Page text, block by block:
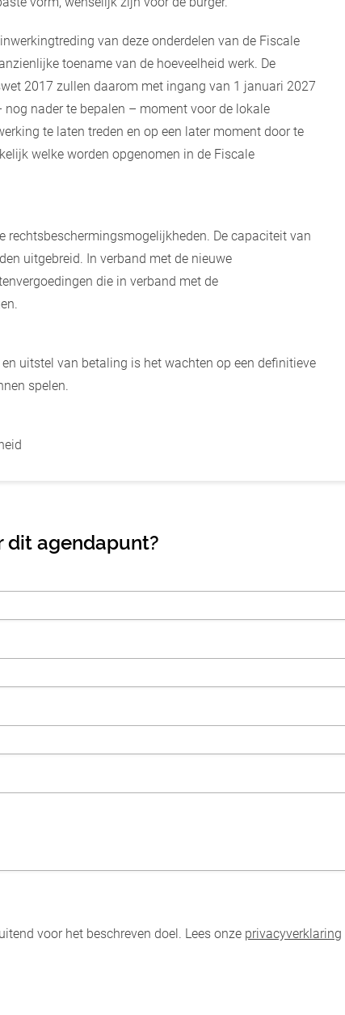
van deze onderdelen van de Fiscale
toename van de hoeveelheid werk. De
2017 zullen daarom met ingang van 1 januari 2027
nader te bepalen – moment voor de lokale
te laten treden en op een later moment door te
welke worden opgenomen in de Fiscale
rechtsbeschermingsmogelijkheden. De capaciteit van
uitgebreid. In verband met de nieuwe
die in verband met de
uitstel van betaling is het wachten op een definitieve
spelen.
dit agendapunt?
voor het beschreven doel. Lees onze privacyverklaring